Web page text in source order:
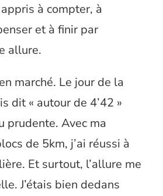
appris à compter, à
et à finir par
allure.
marché. Le jour de la
dit « autour de 4’42 »
prudente. Avec ma
de 5km, j’ai réussi à
Et surtout, l’allure me
J’étais bien dedans